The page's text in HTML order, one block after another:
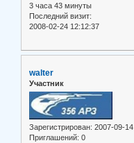
3 часа 43 минуты
Последний визит:
2008-02-24 12:12:37
walter
Участник
Зарегистрирован: 2007-09-14
Приглашений: 0